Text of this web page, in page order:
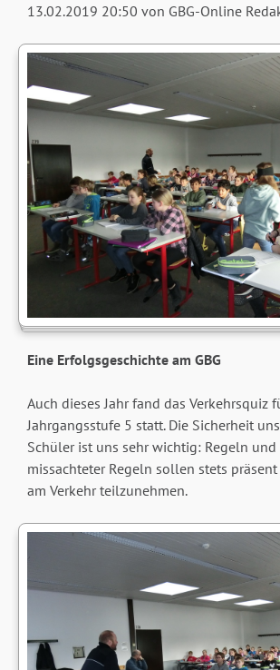
13.02.2019 20:50 von GBG-Online
Eine Erfolgsgeschichte am GBG
Auch dieses Jahr fand das Verkehrsquiz
Jahrgangsstufe 5 statt. Die Sicherheit
Schüler ist uns sehr wichtig: Regeln und
missachteter Regeln sollen stets
am Verkehr teilzunehmen.